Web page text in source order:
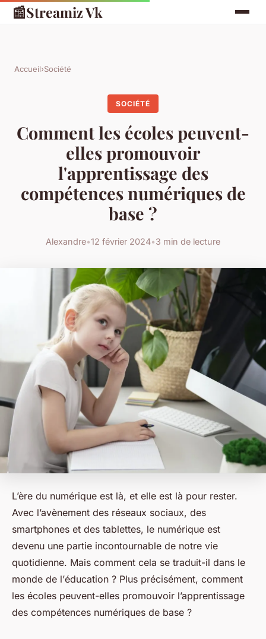
📰Streamiz Vk
Accueil›Société
SOCIÉTÉ
Comment les écoles peuvent-
elles promouvoir
l'apprentissage des
compétences numériques de
base ?
Alexandre•12 février 2024•3 min de lecture
L’ère du numérique est là, et elle est là pour rester.
Avec l’avènement des réseaux sociaux, des
smartphones et des tablettes, le numérique est
devenu une partie incontournable de notre vie
quotidienne. Mais comment cela se traduit-il dans le
monde de l’éducation ? Plus précisément, comment
les écoles peuvent-elles promouvoir l’apprentissage
des compétences numériques de base ?